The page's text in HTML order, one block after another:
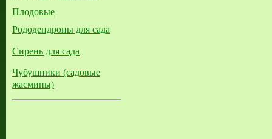
Плодовые
Рододендроны для сада
Сирень для сада
Чубушники (садовые
жасмины)